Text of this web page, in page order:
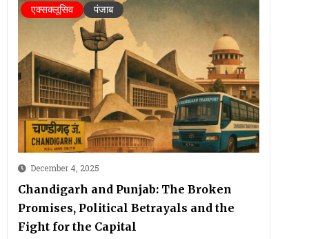
December 4, 2025
Chandigarh and Punjab: The Broken
Promises, Political Betrayals and the
Fight for the Capital
एक्सक्लूसिव पंजाब